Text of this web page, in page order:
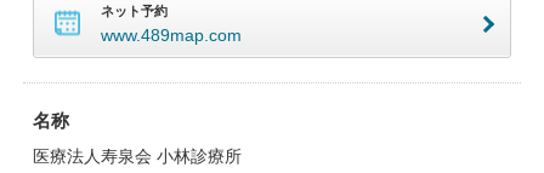
ネット予約
www.489map.com
名称
医療法人寿泉会 小林診療所